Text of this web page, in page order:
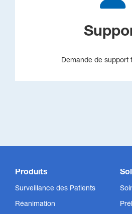
Demande de support
Produits
Surveillance des Patients
Réanimation